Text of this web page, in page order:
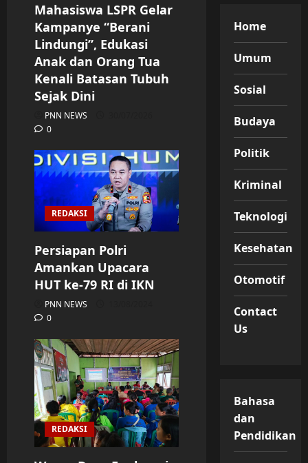
Mahasiswa LSPR Gelar
Kampanye “Berani
Lindungi”, Edukasi
Anak dan Orang Tua
Kenali Batasan Tubuh
Sejak Dini
PNN NEWS
0
REDAKSI
Persiapan Polri
Amankan Upacara
HUT ke-79 RI di IKN
PNN NEWS
0
REDAKSI
Home
Umum
Sosial
Budaya
Politik
Kriminal
Teknologi
Kesehatan
Otomotif
Contact
Us
Bahasa
dan
Pendidikan